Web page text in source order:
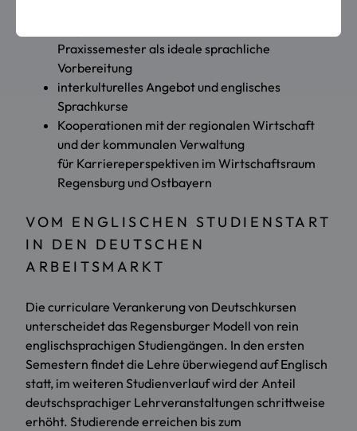
Praxissemester als ideale sprachliche
Vorbereitung
interkulturelles Angebot und englisches
Sprachkurse
Kooperationen mit der regionalen Wirtschaft
und der kommunalen Verwaltung
für Karriereperspektiven im Wirtschaftsraum
Regensburg und Ostbayern
VOM ENGLISCHEN STUDIENSTART
IN DEN DEUTSCHEN
ARBEITSMARKT
Die curriculare Verankerung von Deutschkursen
unterscheidet das Regensburger Modell von rein
englischsprachigen Studiengängen. In den ersten
Semestern findet die Lehre überwiegend auf Englisch
statt, im weiteren Studienverlauf wird der Anteil
deutschsprachiger Lehrveranstaltungen schrittweise
erhöht. Studierende erreichen bis zum